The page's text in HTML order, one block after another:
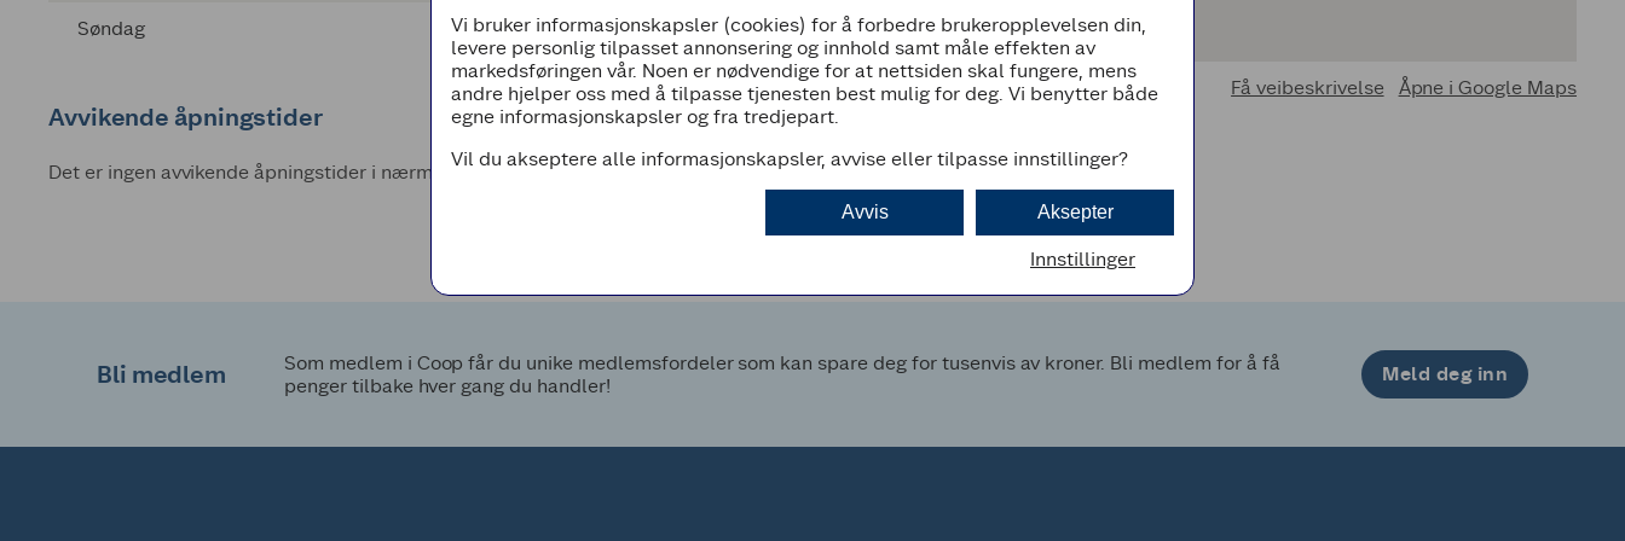
Søndag Stengt
Avvikende åpningstider
Det er ingen avvikende åpningstider i nærmeste fremtid
Få veibeskrivelse Åpne i Google Maps
Bli medlem
Som medlem i Coop får du unike medlemsfordeler som kan spare deg for tusenvis av kroner. Bli medlem for å få
penger tilbake hver gang du handler!
Meld deg inn
Vi bruker informasjonskapsler (cookies) for å forbedre brukeropplevelsen din,
levere personlig tilpasset annonsering og innhold samt måle effekten av
markedsføringen vår. Noen er nødvendige for at nettsiden skal fungere, mens
andre hjelper oss med å tilpasse tjenesten best mulig for deg. Vi benytter både
egne informasjonskapsler og fra tredjepart.
Vil du akseptere alle informasjonskapsler, avvise eller tilpasse innstillinger?
Aksepter
Avvis
Innstillinger